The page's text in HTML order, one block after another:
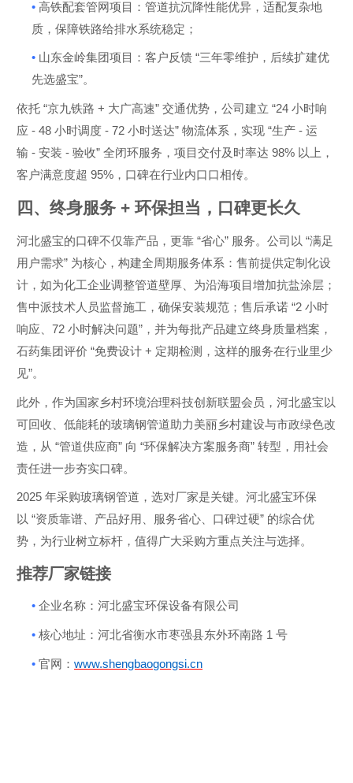
• 高铁配套管网项目：管道抗沉降性能优异，适配复杂地
质，保障铁路给排水系统稳定；
• 山东金岭集团项目：客户反馈 “三年零维护，后续扩建优
先选盛宝”。
依托 “京九铁路 + 大广高速” 交通优势，公司建立 “24 小时响
应 - 48 小时调度 - 72 小时送达” 物流体系，实现 “生产 - 运
输 - 安装 - 验收” 全闭环服务，项目交付及时率达 98% 以上，
客户满意度超 95% ，口碑在行业内口口相传。
四、终身服务 +环保担当，口碑更长久
河北盛宝的口碑不仅靠产品，更靠 “省心” 服务。公司以 “满足
用户需求” 为核心，构建全周期服务体系：售前提供定制化设
计，如为化工企业调整管道壁厚、为沿海项目增加抗盐涂层；
售中派技术人员监督施工，确保安装规范；售后承诺 “2 小时
响应、 72 小时解决问题” ，并为每批产品建立终身质量档案，
石药集团评价 “免费设计 + 定期检测，这样的服务在行业里少
见”。
此外，作为国家乡村环境治理科技创新联盟会员，河北盛宝以
可回收、低能耗的玻璃钢管道助力美丽乡村建设与市政绿色改
造，从 “管道供应商” 向 “环保解决方案服务商” 转型，用社会
责任进一步夯实口碑。
2025 年采购玻璃钢管道，选对厂家是关键。河北盛宝环保
以 “资质靠谱、产品好用、服务省心、口碑过硬” 的综合优
势，为行业树立标杆，值得广大采购方重点关注与选择。
推荐厂家链接
• 企业名称：河北盛宝环保设备有限公司
• 核心地址：河北省衡水市枣强县东外环南路 1 号
• 官网： www.shengbaogongsi.cn